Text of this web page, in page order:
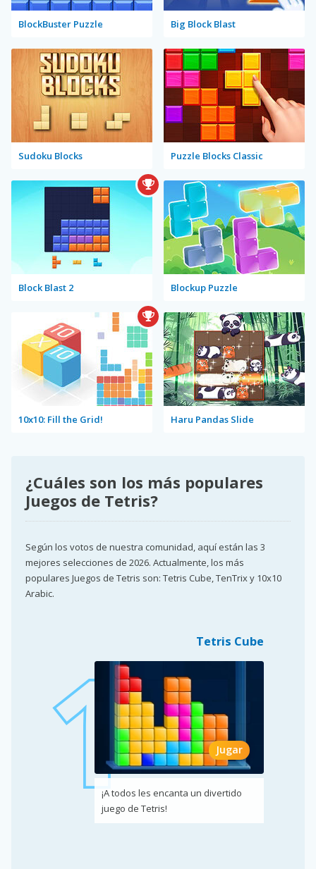
BlockBuster Puzzle Big Block Blast
Sudoku Blocks Puzzle Blocks Classic
Block Blast 2 Blockup Puzzle
10x10: Fill the Grid! Haru Pandas Slide
¿Cuáles son los más populares
Juegos de Tetris?
Según los votos de nuestra comunidad, aquí están las 3
mejores selecciones de 2026. Actualmente, los más
populares Juegos de Tetris son: Tetris Cube, TenTrix y 10x10
Arabic.
Tetris Cube
Jugar
¡A todos les encanta un divertido
juego de Tetris!